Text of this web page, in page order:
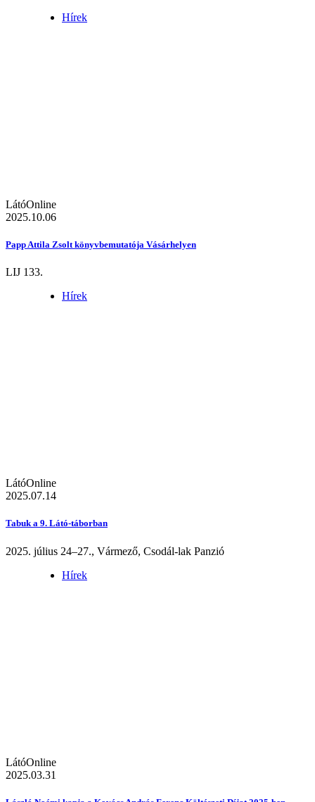
Hírek
LátóOnline
2025.10.06
Papp Attila Zsolt könyvbemutatója Vásárhelyen
LIJ 133.
Hírek
LátóOnline
2025.07.14
Tabuk a 9. Látó-táborban
2025. július 24–27., Vármező, Csodál-lak Panzió
Hírek
LátóOnline
2025.03.31